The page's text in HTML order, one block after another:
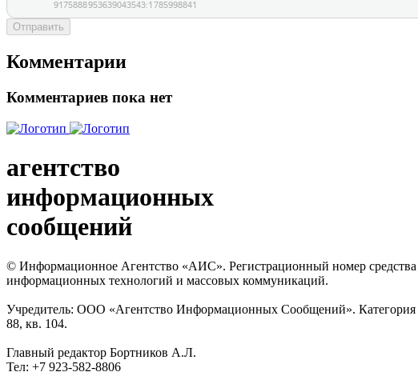
Отправить
Комментарии
Комментариев пока нет
агентство
информационных
сообщений
© Информационное Агентство «АИС». Регистрационный номер
информационных технологий и массовых коммуникаций.
Учредитель: ООО «Агентство Информационных Сообщений».
88, кв. 104.
Главный редактор Бортников А.Л.
Тел: +7 923-582-8806